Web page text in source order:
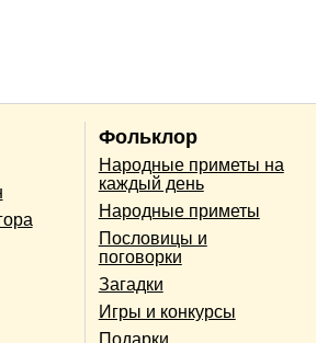
Фольклор
Народные приметы на
каждый день
Народные приметы
Пословицы и
поговорки
Загадки
Игры и конкурсы